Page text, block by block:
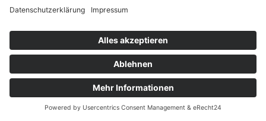
Die Nutzung dieses Dienstes erfolgt auf Grundlage Ihrer
Einwilligung nach Art. 6 Abs. 1 lit. a DSGVO und § 25 Abs. 1
Mehr Informationen zu Google Conversion-Tracking finden Sie in
den Datenschutzbestimmungen von Google:
https://policies.google.com/privacy?hl=de
Das Unternehmen verfügt über eine Zertifizierung nach dem „EU-
US Data Privacy Framework“ (DPF). Der DPF ist ein
Übereinkommen zwischen der Europäischen Union und den USA,